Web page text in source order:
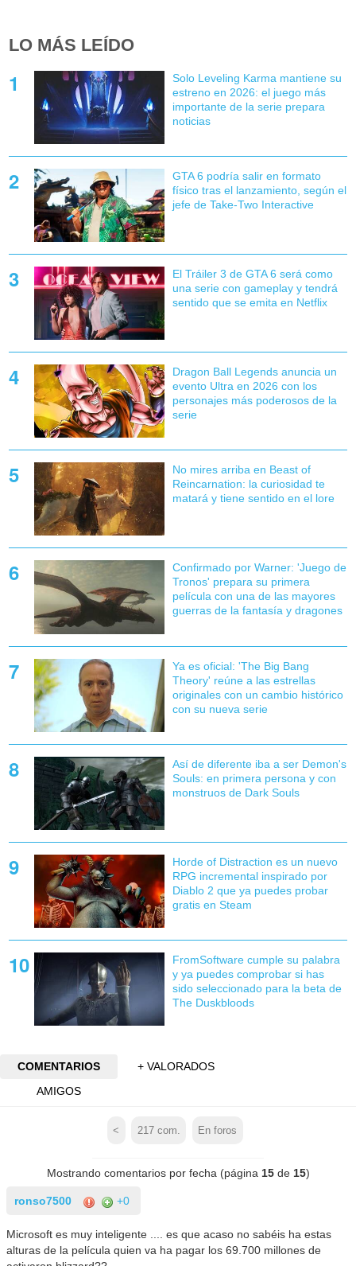
LO MÁS LEÍDO
Solo Leveling Karma mantiene su
estreno en 2026: el juego más
importante de la serie prepara
noticias
GTA 6 podría salir en formato
físico tras el lanzamiento, según el
jefe de Take-Two Interactive
El Tráiler 3 de GTA 6 será como
una serie con gameplay y tendrá
sentido que se emita en Netflix
Dragon Ball Legends anuncia un
evento Ultra en 2026 con los
personajes más poderosos de la
serie
No mires arriba en Beast of
Reincarnation: la curiosidad te
matará y tiene sentido en el lore
Confirmado por Warner: 'Juego de
Tronos' prepara su primera
película con una de las mayores
guerras de la fantasía y dragones
Ya es oficial: 'The Big Bang
Theory' reúne a las estrellas
originales con un cambio histórico
con su nueva serie
Así de diferente iba a ser Demon's
Souls: en primera persona y con
monstruos de Dark Souls
Horde of Distraction es un nuevo
RPG incremental inspirado por
Diablo 2 que ya puedes probar
gratis en Steam
FromSoftware cumple su palabra
y ya puedes comprobar si has
sido seleccionado para la beta de
The Duskbloods
COMENTARIOS
+ VALORADOS
AMIGOS
< 217com. En foros
Mostrando comentarios por fecha (página 15de 15)
ronso7500 +0
Microsoft es muy inteligente .... es que acaso no sabéis ha estas
alturas de la película quien va ha pagar los 69.700 millones de